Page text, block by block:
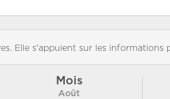
Elle s'appuient sur les informations
Mois
Août